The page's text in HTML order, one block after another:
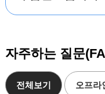
자주하는 질문
전체보기 오프라